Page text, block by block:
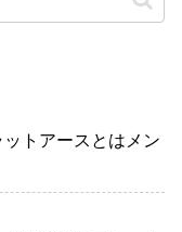
トアースとはメン